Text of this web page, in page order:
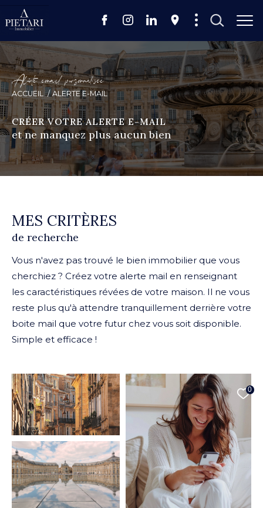
0
Alete emai pesonaiée
ACCUEIL ALERTE E-MAIL
CRÉER VOTRE ALERTE E-MAIL
et ne manquez plus aucun bien
MES CRITÈRES
de recherche
Vous n'avez pas trouvé le bien immobilier que vous
cherchiez ? Créez votre alerte mail en renseignant
les caractéristiques révées de votre maison. Il ne vous
reste plus qu'à attendre tranquillement derrière votre
boite mail que votre futur chez vous soit disponible.
Simple et efficace !